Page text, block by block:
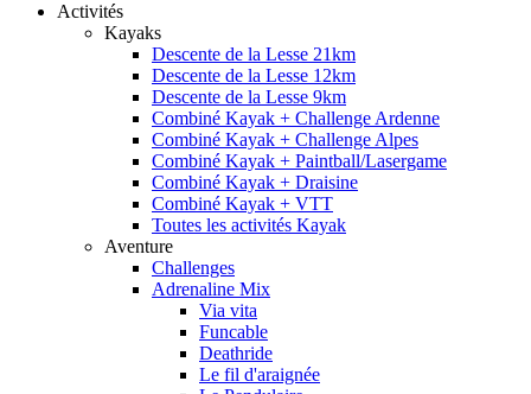
Activités
Kayaks
Descente de la Lesse 21km
Descente de la Lesse 12km
Descente de la Lesse 9km
Combiné Kayak + Challenge Ardenne
Combiné Kayak + Challenge Alpes
Combiné Kayak + Paintball/Lasergame
Combiné Kayak + Draisine
Combiné Kayak + VTT
Toutes les activités Kayak
Aventure
Challenges
Adrenaline Mix
Via vita
Funcable
Deathride
Le fil d'araignée